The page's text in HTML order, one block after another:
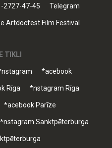
2727-47-45 Telegram
Artdocfest Film Festival
TĪKLI
*acebook
Rīga *nstagram Rīga
*acebook Parīze
*nstagram Sanktpēterburga